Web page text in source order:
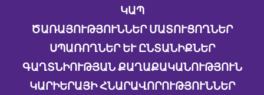
ԿԱՊ
ԾԱՌԱՅՈՒԹՅՈՒՆՆԵՐ ՄԱՏՈՒՑՈՂՆԵՐ
ՍՊԱՌՈՂՆԵՐ ԵՒ ԸՆՏԱՆԻՔՆԵՐ
ԳԱՂՏՆԻՈՒԹՅԱՆ ՔԱՂԱՔԱԿԱՆՈՒԹՅՈՒՆ
ԿԱՐԻԵՐԱՅԻ ՀՆԱՐԱՎՈՐՈՒԹՅՈՒՆՆԵՐ